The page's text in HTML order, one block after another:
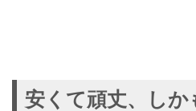
安くて頑丈、しか